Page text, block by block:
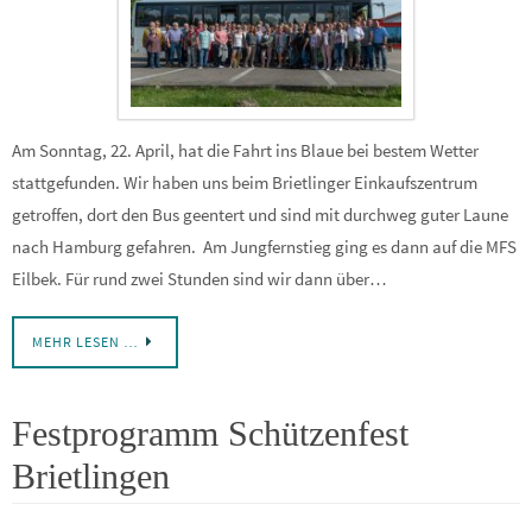
Am Sonntag, 22. April, hat die Fahrt ins Blaue bei bestem Wetter
stattgefunden. Wir haben uns beim Brietlinger Einkaufszentrum
getroffen, dort den Bus geentert und sind mit durchweg guter Laune
nach Hamburg gefahren. Am Jungfernstieg ging es dann auf die MFS
Eilbek. Für rund zwei Stunden sind wir dann über…
MEHR LESEN …
Festprogramm Schützenfest
Brietlingen